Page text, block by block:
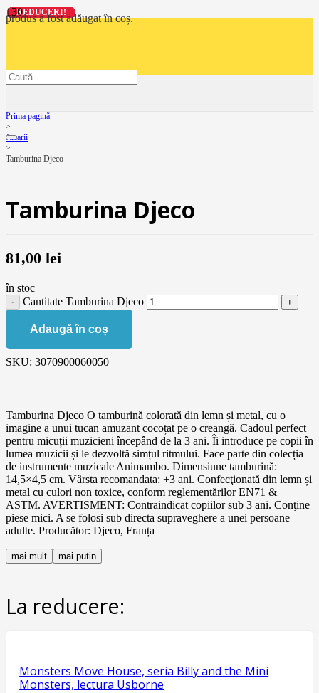
produsa fost adăugat în coș.
Prima pagină
>
Jucarii
>
Tamburina Djeco
Tamburina Djeco
81,00 lei
în stoc
Cantitate Tamburina Djeco
Adaugă în coș
SKU: 3070900060050
Tamburina Djeco O tamburină colorată din lemn și metal, cu o
imagine a unui tucan amuzant cocoțat pe o creangă. Cadoul perfect
pentru micuții muzicieni începând de la 3 ani. Îi introduce pe copii în
lumea muzicii și le dezvoltă simțul ritmului. Face parte din colecția
de instrumente muzicale Animambo. Dimensiune tamburină:
14,5×4,5 cm. Vârsta recomandata: +3 ani. Confecţionată din lemn și
metal cu culori non toxice, conform reglementărilor EN71 &
ASTM. AVERTISMENT: Contraindicat copiilor sub 3 ani. Conţine
piese mici. A se folosi sub directa supraveghere a unei persoane
adulte. Producător: Djeco, Franța
mai mult mai putin
La reducere:
REDUCERI!
Monsters Move House, seria Billy and the Mini
Monsters, lectura Usborne
REDUCERI!
REDUCERI!
REDUCERI!